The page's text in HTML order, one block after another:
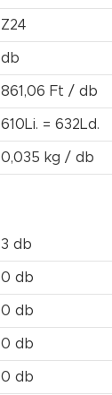
Z24
db
861,06 Ft / db
610Li. = 632Ld.
0,035 kg / db
3 db
0 db
0 db
0 db
0 db